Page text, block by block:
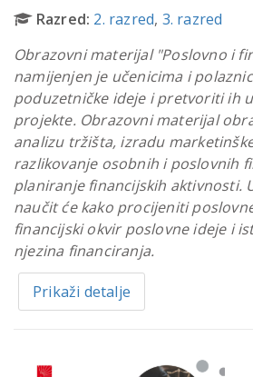
Razred: 2. razred, 3. razred
Obrazovni materijal "Poslovno i
namijenjen je učenicima i
poduzetničke ideje i pretvoriti ih
projekte. Obrazovni materijal
analizu tržišta, izradu
razlikovanje osobnih i poslovnih
planiranje financijskih aktivnosti.
naučit će kako procijeniti
financijski okvir poslovne ideje i
njezina financiranja.
Prikaži detalje